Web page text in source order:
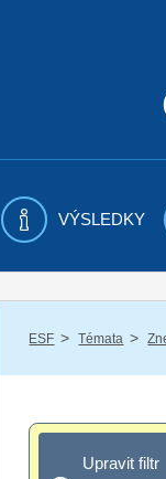
VÝSLEDKY
ESF / Témata /
Upravit filtr
Upravit filtr